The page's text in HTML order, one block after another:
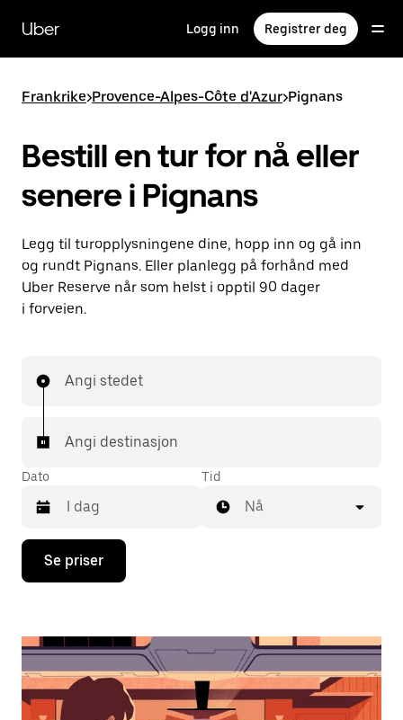
hovedinnholdet
Uber Logg inn Registrer deg
Frankrike>Provence-Alpes-Côte d'Azur>Pignans
Bestill en tur for nå eller
senere i Pignans
Legg til turopplysningene dine, hopp inn og gå inn
og rundt Pignans. Eller planlegg på forhånd med
Uber Reserve når som helst i opptil 90 dager
i forveien.
Angi stedet
Angi destinasjon
Dato
Trykk
piltast
åpne
og
velge
Tid
Nå
Se priser